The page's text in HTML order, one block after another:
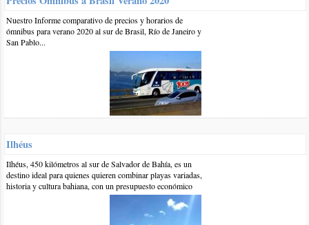
0 8-sep-2015::por:jose .a. p. llin.
saludos.la verdad lo.del sim es una historia.
por que solo por whatssap .me oriento en wifi .hojala me dejen
la proxima vez registrarme..ahora ya se que es legal...gracias
Hola¡, que bueno que has escrito este artículo ya que es muy
difícil encontrar este tipo de información.
Debería de existir algún servicio de apoyo para registrar el
teléfono con el número de pasaporte ya que yo tuve el problema
del CPF y tardé mucho tiempo en tramitarlo.
Nuestro Informe comparativo de precios y horarios de
ómnibus para verano 2020 al sur de Brasil, Río de Janeiro y
San Pablo...
Ilhéus
Ilhéus, 450 kilómetros al sur de Salvador de Bahía, es un
destino ideal para quienes quieren combinar playas variadas,
historia y cultura bahiana, con un presupuesto económico